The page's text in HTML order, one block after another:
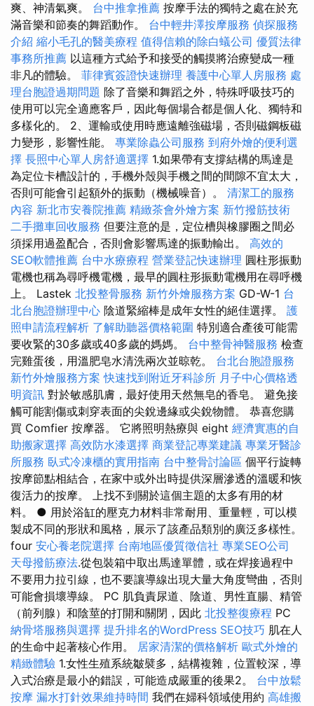
爽、神清氣爽。 台中推拿推薦 按摩手法的獨特之處在於充
滿音樂和節奏的舞蹈動作。 台中輕井澤按摩服務 偵探服務
介紹 縮小毛孔的醫美療程 值得信賴的除白蟻公司 優質法律
事務所推薦 以這種方式給予和接受的觸摸將治療變成一種
非凡的體驗。 菲律賓簽證快速辦理 養護中心單人房服務 處
理台胞證過期問題 除了音樂和舞蹈之外，特殊呼吸技巧的
使用可以完全適應客戶，因此每個場合都是個人化、獨特和
多樣化的。 2、運輸或使用時應遠離強磁場，否則磁鋼板磁
力變形，影響性能。 專業除蟲公司服務 到府外燴的便利選
擇 長照中心單人房舒適選擇 1.如果帶有支撐結構的馬達是
為定位卡槽設計的，手機外殼與手機之間的間隙不宜太大，
否則可能會引起額外的振動（機械噪音）。 清潔工的服務
內容 新北市安養院推薦 精緻茶會外燴方案 新竹撥筋技術
二手攤車回收服務 但要注意的是，定位槽與橡膠圈之間必
須採用過盈配合，否則會影響馬達的振動輸出。 高效的
SEO軟體推薦 台中水療療程 營業登記快速辦理 圓柱形振動
電機也稱為尋呼機電機，最早的圓柱形振動電機用在尋呼機
上。 Lastek 北投整骨服務 新竹外燴服務方案 GD-W-1 台
北台胞證辦理中心 陰道緊縮棒是成年女性的絕佳選擇。 護
照申請流程解析 了解助聽器價格範圍 特別適合產後可能需
要收緊的30多歲或40多歲的媽媽。 台中整骨神醫服務 檢查
完雞蛋後，用溫肥皂水清洗兩次並晾乾。 台北台胞證服務
新竹外燴服務方案 快速找到附近牙科診所 月子中心價格透
明資訊 對於敏感肌膚，最好使用天然無皂的香皂。 避免接
觸可能割傷或刺穿表面的尖銳邊緣或尖銳物體。 恭喜您購
買 Comfier 按摩器。 它將照明熱療與 eight 經濟實惠的自
助搬家選擇 高效防水漆選擇 商業登記專業建議 專業牙醫診
所服務 臥式冷凍櫃的實用指南 台中整骨討論區 個平行旋轉
按摩節點相結合，在家中或外出時提供深層滲透的溫暖和恢
復活力的按摩。 上找不到關於這個主題的太多有用的材
料。 ● 用於浴缸的壓克力材料非常耐用、重量輕，可以模
製成不同的形狀和風格，展示了該產品類別的廣泛多樣性。
four 安心養老院選擇 台南地區優質徵信社 專業SEO公司
天母撥筋療法.從包裝箱中取出馬達單體，或在焊接過程中
不要用力拉引線，也不要讓導線出現大量大角度彎曲，否則
可能會損壞導線。 PC 肌負責尿道、陰道、男性直腸、精管
（前列腺）和陰莖的打開和關閉，因此 北投整復療程 PC
納骨塔服務與選擇 提升排名的WordPress SEO技巧 肌在人
的生命中起著核心作用。 居家清潔的價格解析 歐式外燴的
精緻體驗 1.女性生殖系統皺襞多，結構複雜，位置較深，導
入式治療是最小的錯誤，可能造成嚴重的後果2。 台中放鬆
按摩 漏水打針效果維持時間 我們在婦科領域使用約 高雄搬